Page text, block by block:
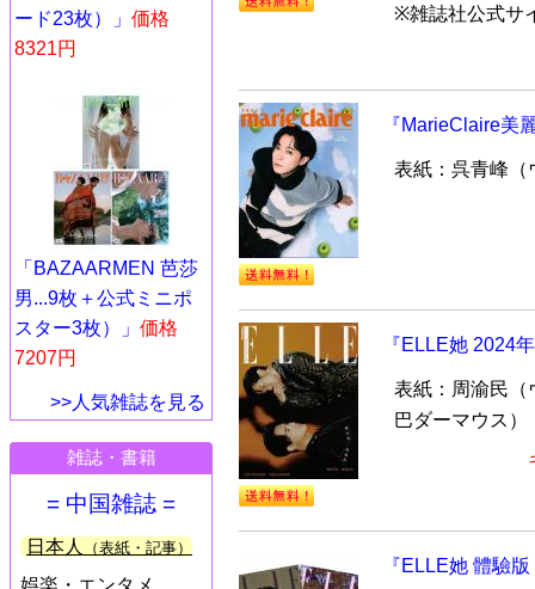
ード23枚）」 価格
8321円
「BAZAARMEN 芭莎
男...9枚＋公式ミニポ
スター3枚）」 価格
7207円
>>人気雑誌を見る
雑誌・書籍
= 中国雑誌 =
日本人 （表紙・記事）
娯楽・エンタメ
※雑誌社公式サ
『MarieClaire美
表紙：呉青峰（
『ELLE她 2024
表紙：周渝民（
巴ダーマウス）
『ELLE她 體驗